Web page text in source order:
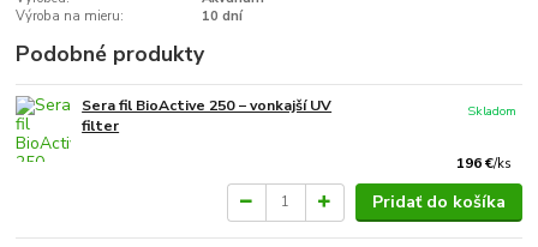
Výroba na mieru:
10 dní
Podobné produkty
Sera fil BioActive 250 − vonkajší UV
filter
196 €/ks
Skladom
Pridať do košíka